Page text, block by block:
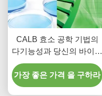
CALB 효소 공학 기법의
다기능성과 당신의 바이오
정제 운영을 올리세요
가장 좋은 가격 을 구하라